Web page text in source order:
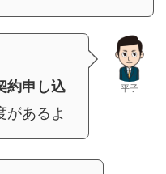
約申し込
があるよ
平子